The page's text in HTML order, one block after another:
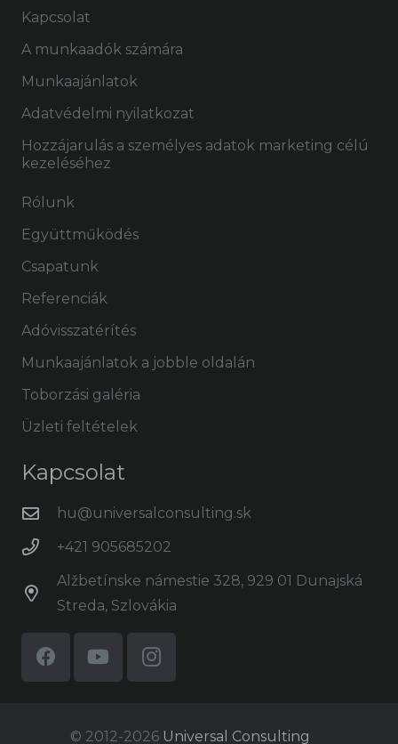
Kapcsolat
A munkaadók számára
Munkaajánlatok
Adatvédelmi nyilatkozat
Hozzájarulás a személyes adatok marketing célú
kezeléséhez
Rólunk
Együttműködés
Csapatunk
Referenciák
Adóvisszatérítés
Munkaajánlatok a jobble oldalán
Toborzási galéria
Üzleti feltételek
Kapcsolat
hu@universalconsulting.sk
+421 905685202
Alžbetínske námestie 328, 929 01 Dunajská
Streda, Szlovákia
© 2012-2026 Universal Consulting